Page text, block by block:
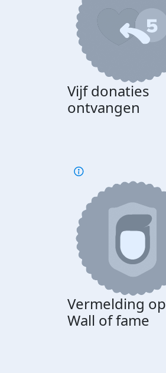
Vijf donaties
ontvangen
Vermelding op
Wall of fame